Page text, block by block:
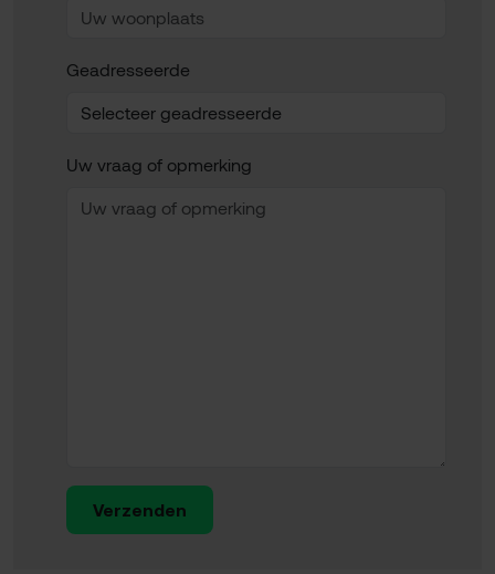
Geadresseerde
Uw vraag of opmerking
Verzenden